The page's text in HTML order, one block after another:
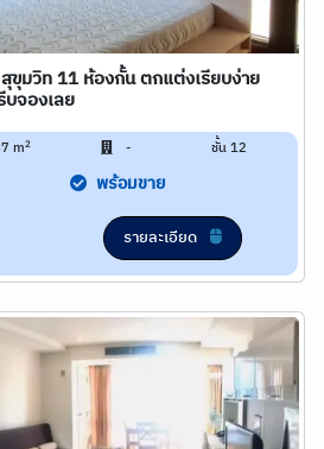
ขุมวิท 11 ห้องกั้น ตกแต่งเรียบง่าย
จองเลย
m2 - ชั้น 12
พร้อมขาย
รายละเอียด